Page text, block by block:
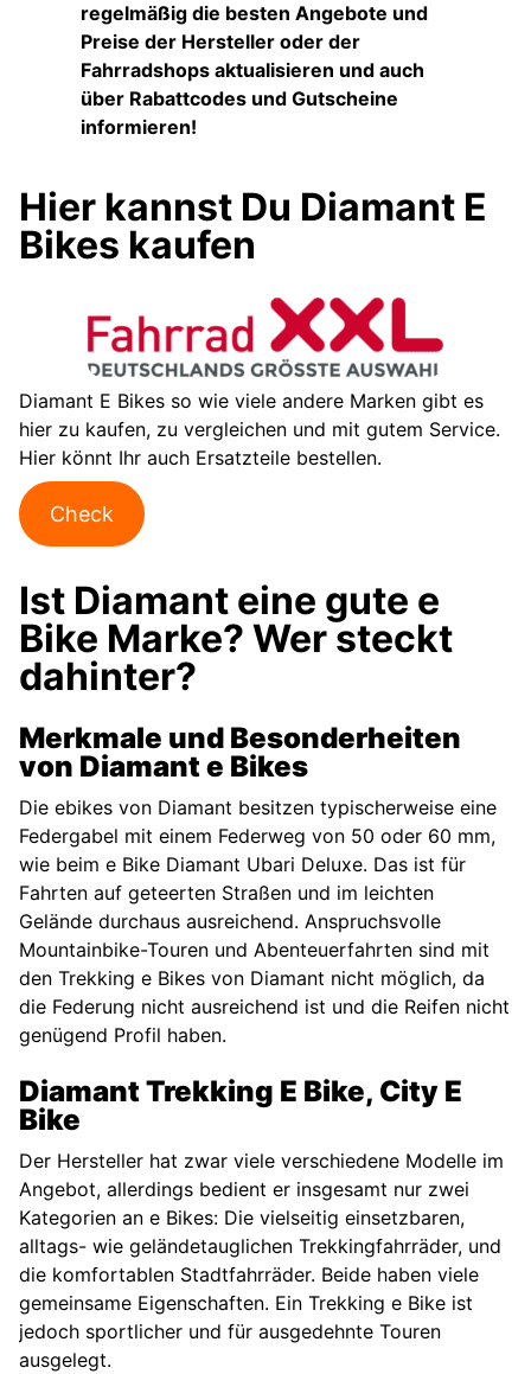
regelmäßig die besten Angebote und
Preise der Hersteller oder der
Fahrradshops aktualisieren und auch
über Rabattcodes und Gutscheine
informieren!
Hier kannst Du Diamant E
Bikes kaufen
Diamant E Bikes so wie viele andere Marken gibt es
hier zu kaufen, zu vergleichen und mit gutem Service.
Hier könnt Ihr auch Ersatzteile bestellen.
Check
Ist Diamant eine gute e
Bike Marke? Wer steckt
dahinter?
Merkmale und Besonderheiten
von Diamant e Bikes
Die ebikes von Diamant besitzen typischerweise eine
Federgabel mit einem Federweg von 50 oder 60 mm,
wie beim e Bike Diamant Ubari Deluxe. Das ist für
Fahrten auf geteerten Straßen und im leichten
Gelände durchaus ausreichend. Anspruchsvolle
Mountainbike-Touren und Abenteuerfahrten sind mit
den Trekking e Bikes von Diamant nicht möglich, da
die Federung nicht ausreichend ist und die Reifen nicht
genügend Profil haben.
Diamant Trekking E Bike, City E
Bike
Der Hersteller hat zwar viele verschiedene Modelle im
Angebot, allerdings bedient er insgesamt nur zwei
Kategorien an e Bikes: Die vielseitig einsetzbaren,
alltags- wie geländetauglichen Trekkingfahrräder, und
die komfortablen Stadtfahrräder. Beide haben viele
gemeinsame Eigenschaften. Ein Trekking e Bike ist
jedoch sportlicher und für ausgedehnte Touren
ausgelegt.